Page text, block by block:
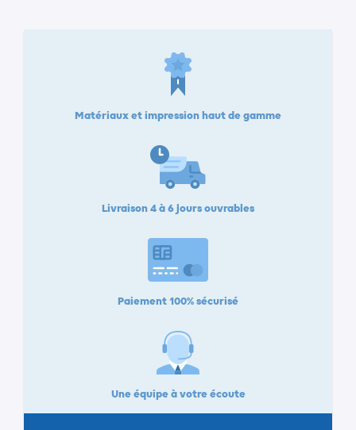
Matériaux et impression haut de gamme
Livraison 4 à 6 jours ouvrables
Paiement 100% sécurisé
Une équipe à votre écoute